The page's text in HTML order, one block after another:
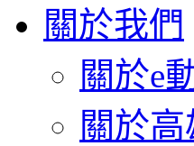
關於我們
關於e
關於